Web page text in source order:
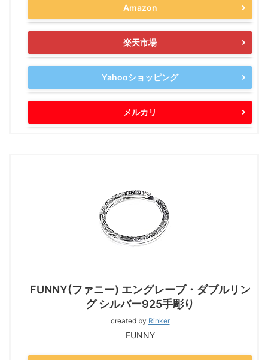
Amazon
楽天市場
Yahooショッピング
メルカリ
FUNNY(ファニー) エングレーブ・ダブルリン
グ シルバー925手彫り
created by Rinker
FUNNY